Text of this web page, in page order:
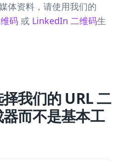
体资料，请使用我们的
码 或 LinkedIn 二维码生
我们的 URL 二
而不是基本工